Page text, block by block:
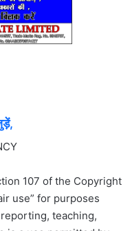
107 of the Copyright
use” for purposes
teaching,